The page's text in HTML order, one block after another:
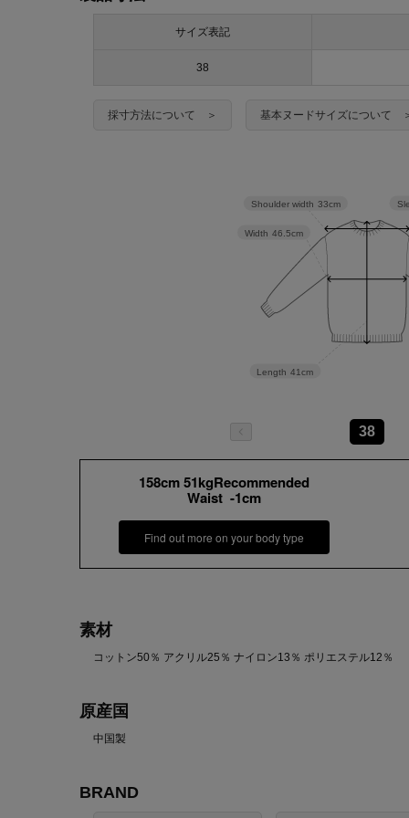
サイズ表記
38
採寸方法について ＞ 基本ヌードサイズについて
Length 41cm
Width 46.5cm
Shoulder width 33cm
38
158cm 51kgRecommended
Waist -1cm
Find out more on your body type
素材
コットン50％ アクリル25％ ナイロン13％ ポリエステル12％
原産国
中国製
BRAND